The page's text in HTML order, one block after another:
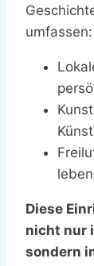
umfassen:
Diese
nicht nur
sondern